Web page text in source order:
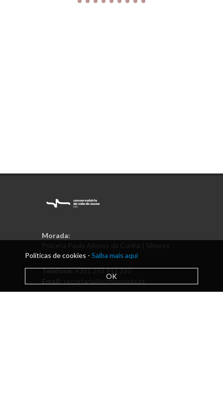
Morada:
Praceta Paulo Afonso da Cunha | Silvares
Telefone:+351 255 912 230
Email:
secretaria@acmlousada.pt
Políticas de cookies - Saiba mais aqui
OK